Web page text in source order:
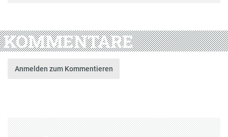
KOMMENTARE
Anmelden zum Kommentieren